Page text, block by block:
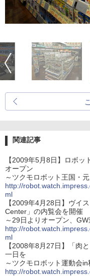
関連記事
【2009年5月8日】ロボ
オープン
～ツクモロボット王国・
http://
ml
【2009年4月28日】ヴイ
Center」の内覧会を開催
～29日よりオープン、
http://
ml
【2008年8月27日】「肉
一日を
～ツクモロボット運動会
http://